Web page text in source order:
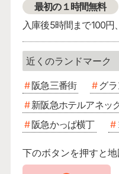
最初の１時間無料
入庫後5時間まで100円
阪急三番街
グ
新阪急ホテルアネッ
阪急かっぱ横丁
下のボタンを押すと